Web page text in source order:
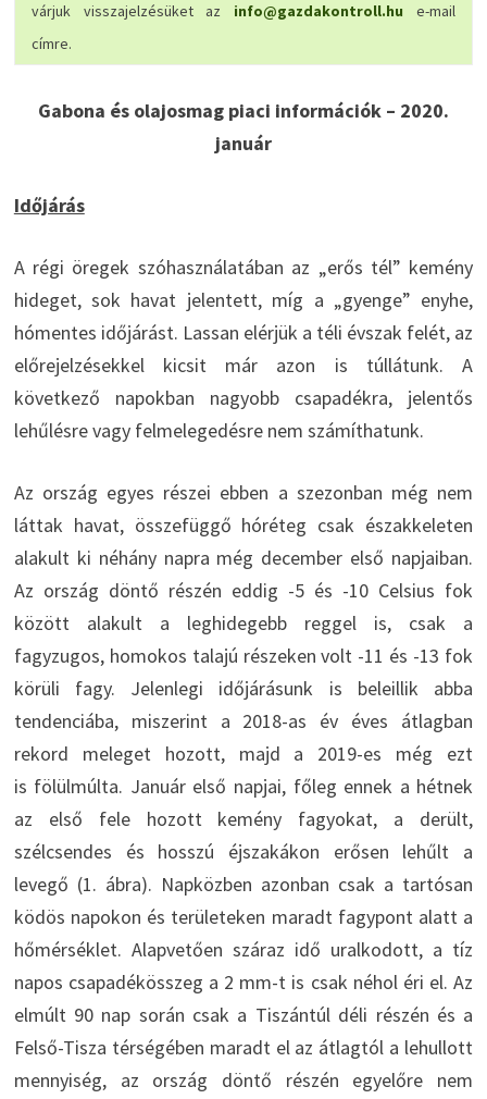
várjuk visszajelzésüket az info@gazdakontroll.hu e-mail
címre.
Gabona és olajosmag piaci információk – 2020.
január
Időjárás
A régi öregek szóhasználatában az „erős tél” kemény
hideget, sok havat jelentett, míg a „gyenge” enyhe,
hómentes időjárást. Lassan elérjük a téli évszak felét, az
előrejelzésekkel kicsit már azon is túllátunk. A
következő napokban nagyobb csapadékra, jelentős
lehűlésre vagy felmelegedésre nem számíthatunk.
Az ország egyes részei ebben a szezonban még nem
láttak havat, összefüggő hóréteg csak északkeleten
alakult ki néhány napra még december első napjaiban.
Az ország döntő részén eddig -5 és -10 Celsius fok
között alakult a leghidegebb reggel is, csak a
fagyzugos, homokos talajú részeken volt -11 és -13 fok
körüli fagy. Jelenlegi időjárásunk is beleillik abba
tendenciába, miszerint a 2018-as év éves átlagban
rekord meleget hozott, majd a 2019-es még ezt
is fölülmúlta. Január első napjai, főleg ennek a hétnek
az első fele hozott kemény fagyokat, a derült,
szélcsendes és hosszú éjszakákon erősen lehűlt a
levegő (1. ábra). Napközben azonban csak a tartósan
ködös napokon és területeken maradt fagypont alatt a
hőmérséklet. Alapvetően száraz idő uralkodott, a tíz
napos csapadékösszeg a 2 mm-t is csak néhol éri el. Az
elmúlt 90 nap során csak a Tiszántúl déli részén és a
Felső-Tisza térségében maradt el az átlagtól a lehullott
mennyiség, az ország döntő részén egyelőre nem